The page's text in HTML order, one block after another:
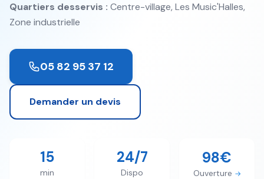
Quartiers desservis : Centre-village, Les Music'Halles,
Zone industrielle
05 82 95 37 12
Demander un devis
15
min
24/7
Dispo
98€
Ouverture →